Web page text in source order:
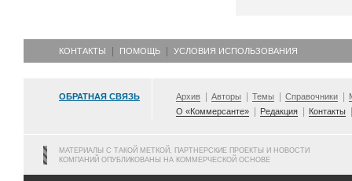
КОНТАКТЫ ПОМОЩЬ УСЛОВИЯ ИСПОЛЬЗОВАНИЯ
ОБРАТНАЯ СВЯЗЬ Архив Авторы Темы Справочники
О «Коммерсанте»
Редакция Контакты
МАТЕРИАЛЫ С ТАКОЙ МЕТКОЙ, ПАРТНЕРСКИЕ ПРОЕКТЫ И НОВОСТИ
КОМПАНИЙ ОПУБЛИКОВАНЫ НА КОММЕРЧЕСКОЙ ОСНОВЕ